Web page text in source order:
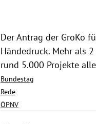
Der Antrag der GroKo
Händedruck. Mehr als
rund 5.000 Projekte
Bundestag
Rede
ÖPNV